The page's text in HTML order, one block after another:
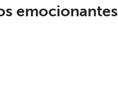
emocionantes